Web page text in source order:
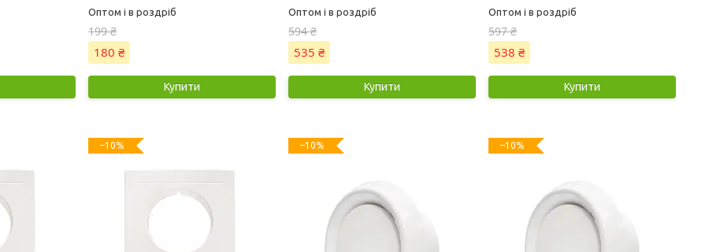
Оптом і в роздріб
199 ₴
180 ₴
Купити
Оптом і в роздріб
594 ₴
535 ₴
Купити
Оптом і в роздріб
597 ₴
538 ₴
Купити
–10% –10% –10%